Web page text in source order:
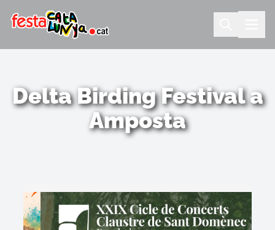
Delta Birding Festival a
Amposta